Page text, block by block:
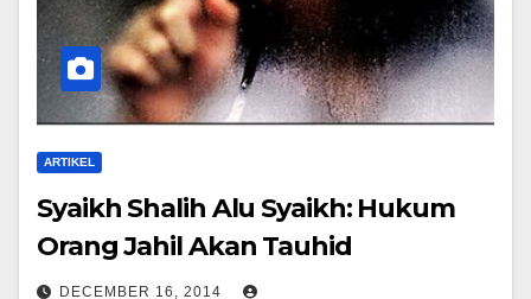
ARTIKEL
Syaikh Shalih Alu Syaikh: Hukum
Orang Jahil Akan Tauhid
DECEMBER 16, 2014